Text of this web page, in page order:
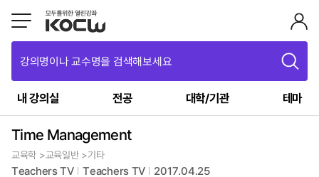
강의명이나 교수명을 검색해보세요
내 강의실 전공 대학/기관 테마
Time Management
교육학 >교육일반 >기타
Teachers TV Teachers TV 2017.04.25